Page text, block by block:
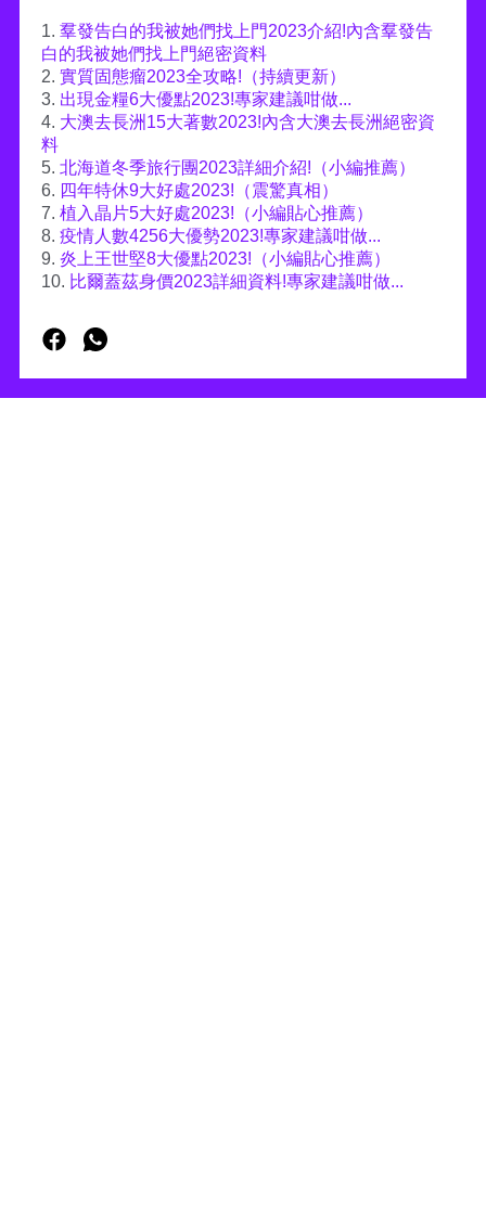
1. 羣發告白的我被她們找上門2023介紹!內含羣發告
白的我被她們找上門絕密資料
2. 實質固態瘤2023全攻略!（持續更新）
3. 出現金糧6大優點2023!專家建議咁做...
4. 大澳去長洲15大著數2023!內含大澳去長洲絕密資
料
5. 北海道冬季旅行團2023詳細介紹!（小編推薦）
6. 四年特休9大好處2023!（震驚真相）
7. 植入晶片5大好處2023!（小編貼心推薦）
8. 疫情人數4256大優勢2023!專家建議咁做...
9. 炎上王世堅8大優點2023!（小編貼心推薦）
10. 比爾蓋茲身價2023詳細資料!專家建議咁做...